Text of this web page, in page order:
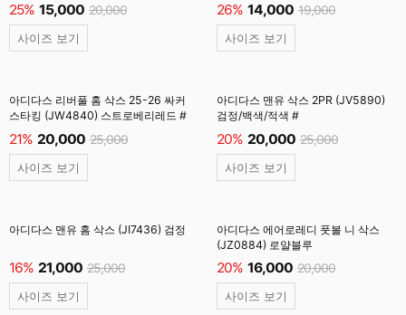
25% 15,000 20,000
사이즈 보기
26% 14,000 19,000
사이즈 보기
아디다스 리버풀 홈 삭스 25-26 싸커
스타킹 (JW4840) 스트로베리레드 #
21% 20,000 25,000
사이즈 보기
아디다스 맨유 삭스 2PR (JV5890)
검정/백색/적색 #
20% 20,000 25,000
사이즈 보기
아디다스 맨유 홈 삭스 (JI7436) 검정
16% 21,000 25,000
사이즈 보기
아디다스 에어로레디 풋볼 니 삭스
(JZ0884) 로얄블루
20% 16,000 20,000
사이즈 보기